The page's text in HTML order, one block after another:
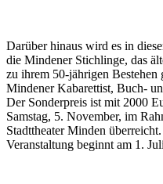
Darüber hinaus wird es in
die Mindener Stichlinge, das
zu ihrem 50-jährigen Bestehen
Mindener Kabarettist, Buch-
Der Sonderpreis ist mit 2000
Samstag, 5. November, im
Stadttheater Minden
Veranstaltung beginnt am 1.